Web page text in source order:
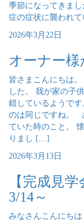
季節になってきま
症の症状に襲われ
2026年3月22日
オーナー
皆さまこんにちは
した。 我が家の子
錯しているようで
のは同じですね。
ていた時のこと。
りまし […]
2026年3月13日
【完成見
3/14～
みなさんこんにち